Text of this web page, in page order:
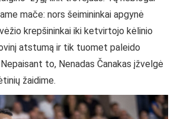
mače: nors šeimininkai apgynė
krepšininkai iki ketvirtojo kėlinio
atstumą ir tik tuomet paleido
to, Nenadas Čanakas įžvelgė
žaidime.